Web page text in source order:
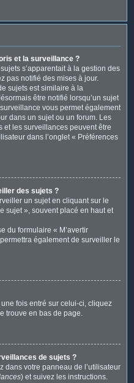
et la surveillance ?
s’apparentait à la gestion des
pas notifié des mises à jour.
sujets est similaire à la
être notifié lorsqu’un sujet
vous permet également
dans un sujet ou un forum. Les
et les surveillances peuvent être
dans l’onglet « Préférences
des sujets ?
un sujet en cliquant sur le
sujet », souvent placé en haut et
du formulaire « M’avertir
également de surveiller le
fois entré sur celui-ci, cliquez
trouve en bas de page.
de sujets ?
dans votre panneau de l’utilisateur
) et suivez les instructions.